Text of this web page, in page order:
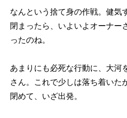
なんという捨て身の作戦。健
閉まったら、いよいよオーナー
ったのね。
あまりにも必死な行動に、大河
さん。これで少しは落ち着い
閉めて、いざ出発。